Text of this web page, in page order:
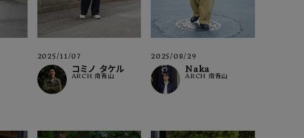
2025/11/07
コミノ タケル
ARCH 南青山
2025/08/29
Naka
ARCH 南青山